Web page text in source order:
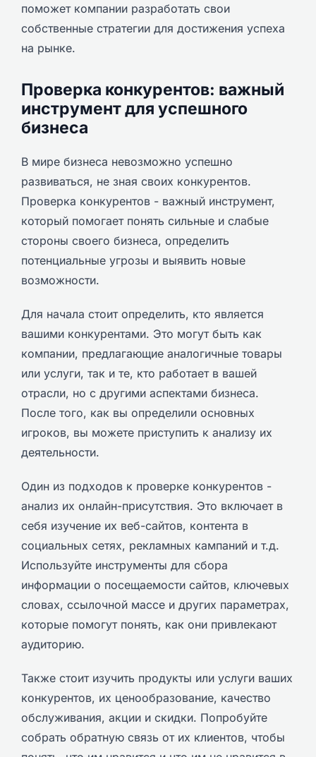
поможет компании разработать свои
собственные стратегии для достижения успеха
на рынке.
Проверка конкурентов: важный
инструмент для успешного
бизнеса
В мире бизнеса невозможно успешно
развиваться, не зная своих конкурентов.
Проверка конкурентов - важный инструмент,
который помогает понять сильные и слабые
стороны своего бизнеса, определить
потенциальные угрозы и выявить новые
возможности.
Для начала стоит определить, кто является
вашими конкурентами. Это могут быть как
компании, предлагающие аналогичные товары
или услуги, так и те, кто работает в вашей
отрасли, но с другими аспектами бизнеса.
После того, как вы определили основных
игроков, вы можете приступить к анализу их
деятельности.
Один из подходов к проверке конкурентов -
анализ их онлайн-присутствия. Это включает в
себя изучение их веб-сайтов, контента в
социальных сетях, рекламных кампаний и т.д.
Используйте инструменты для сбора
информации о посещаемости сайтов, ключевых
словах, ссылочной массе и других параметрах,
которые помогут понять, как они привлекают
аудиторию.
Также стоит изучить продукты или услуги ваших
конкурентов, их ценообразование, качество
обслуживания, акции и скидки. Попробуйте
собрать обратную связь от их клиентов, чтобы